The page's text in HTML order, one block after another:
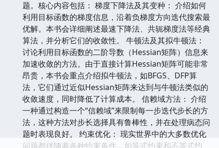
题。核心内容包括： 梯度下降法及其变种： 介绍如何
利用目标函数的梯度信息，沿着负梯度方向迭代搜索最
优解。本书会详细阐述最速下降法、共轭梯度法等经典
算法，并分析它们的收敛性。 牛顿法及其拟牛顿法：
讨论利用目标函数的二阶导数（Hessian矩阵）信息来
加速收敛的方法。由于直接计算Hessian矩阵可能非常
昂贵，本书会重点介绍拟牛顿法，如BFGS、DFP算
法，它们通过近似Hessian矩阵来达到与牛顿法类似的
收敛速度，同时降低了计算成本。 信赖域方法： 介绍
一种通过构造一个“信赖域”来限制每一步迭代步长的方
法，这种方法对步长选择具有鲁棒性，并在处理病态问
题时表现良好。 约束优化： 现实世界中的大多数优化
问题都伴随着各种约束条件，如等式约束和不等式约